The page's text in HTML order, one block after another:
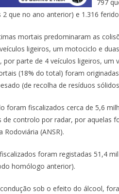
797
que no ano anterior) e 1.316
mortais predominaram as
ligeiros, um motociclo e
parte de 4 veículos ligeiros,
(18% do total) foram
(de recolha de resíduos
foram fiscalizados cerca de 5,6
de controlo por radar, por aquelas
Rodoviária (ANSR).
foram registadas 51,4
homólogo anterior).
sob o efeito do álcool,